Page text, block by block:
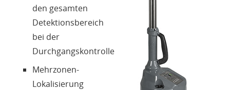
den gesamten
Detektionsbereich
bei der
Durchgangskontrolle
Mehrzonen-
Lokalisierung